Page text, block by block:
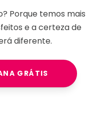
Porque temos mais
e a certeza de
diferente.
GRÁTIS